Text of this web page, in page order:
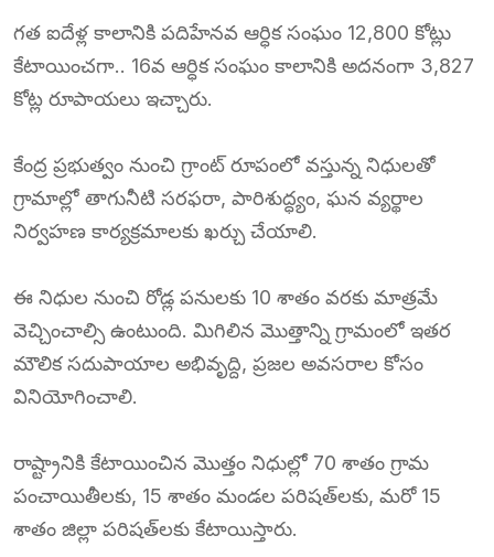
గత ఐదేళ్ల కాలానికి పదిహేనవ ఆర్ధిక సంఘం 12,800 కోట్లు
కేటాయించగా.. 16వ ఆర్ధిక సంఘం కాలానికి అదనంగా 3,827
కోట్ల రూపాయలు ఇచ్చారు.
కేంద్ర ప్రభుత్వం నుంచి గ్రాంట్‌ రూపంలో వస్తున్న నిధులతో
గ్రామాల్లో తాగునీటి సరఫరా, పారిశుద్ధ్యం, ఘన వ్యర్థాల
నిర్వహణ కార్యక్రమాలకు ఖర్చు చేయాలి.
ఈ నిధుల నుంచి రోడ్ల పనులకు 10 శాతం వరకు మాత్రమే
వెచ్చించాల్సి ఉంటుంది. మిగిలిన మొత్తాన్ని గ్రామంలో ఇతర
మౌలిక సదుపాయాల అభివృద్ది, ప్రజల అవసరాల కోసం
వినియోగించాలి.
రాష్ట్రానికి కేటాయించిన మొత్తం నిధుల్లో 70 శాతం గ్రామ
పంచాయితీలకు, 15 శాతం మండల పరిషత్‌లకు, మరో 15
శాతం జిల్లా పరిషత్‌లకు కేటాయిస్తారు.